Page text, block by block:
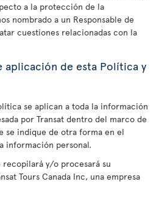
a la protección de la
nombrado a un Responsable de
cuestiones relacionadas con la
aplicación de esta Política y
se aplican a toda la información
por Transat dentro del marco de
se indique de otra forma en el
información personal.
y/o procesará su
Tours Canada Inc, una empresa